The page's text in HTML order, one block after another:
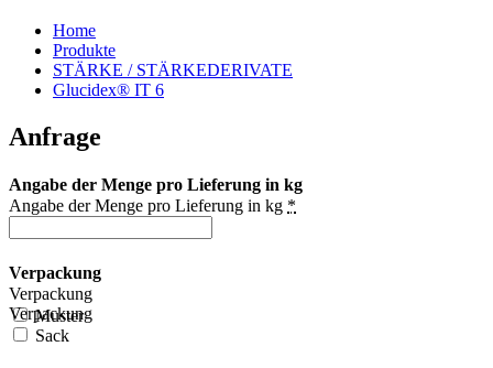
Home
Produkte
STÄRKE / STÄRKEDERIVATE
Glucidex® IT 6
Anfrage
Angabe der Menge pro Lieferung in kg
Angabe der Menge pro Lieferung in kg *
Verpackung
Verpackung
Muster
Verpackung
Sack